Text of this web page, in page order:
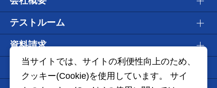
テストルーム
資料請求
WEBショールーム
当サイトでは、サイトの利便性向上のため、
クッキー(Cookie)を使用しています。 サイ